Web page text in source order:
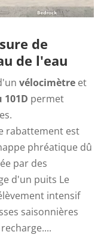
de
de l'eau
vélocimètre et
101D permet
rabattement est
phréatique dû
par des
d'un puits Le
intensif
saisonnières